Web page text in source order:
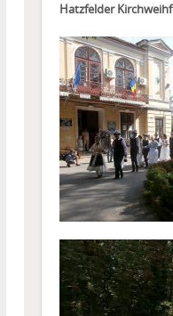
Hatzfelder